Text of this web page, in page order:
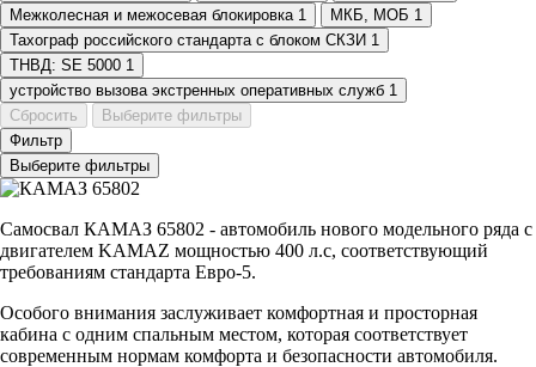
Межколесная и межосевая блокировка 1 МКБ, МОБ 1
Тахограф российского стандарта с блоком СКЗИ 1
ТНВД: SE 5000 1
устройство вызова экстренных оперативных служб 1
Сбросить
Выберите фильтры
Фильтр
Выберите фильтры
Самосвал КАМАЗ 65802 - автомобиль нового модельного ряда с
двигателем KAMAZ мощностью 400 л.с, соответствующий
требованиям стандарта Евро-5.
Особого внимания заслуживает комфортная и просторная
кабина с одним спальным местом, которая соответствует
современным нормам комфорта и безопасности автомобиля.